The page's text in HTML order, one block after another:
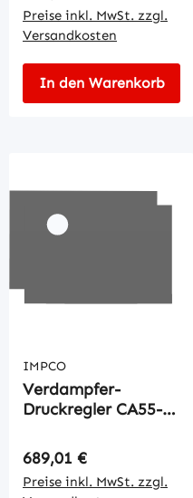
Preise inkl. MwSt. zzgl.
Versandkosten
In den Warenkorb
IMPCO
Verdampfer-
Druckregler CA55-
Regulärer Preis:
689,01 €
Preise inkl. MwSt. zzgl.